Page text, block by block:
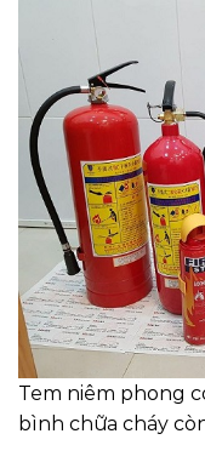
Tem niêm phong
bình chữa cháy